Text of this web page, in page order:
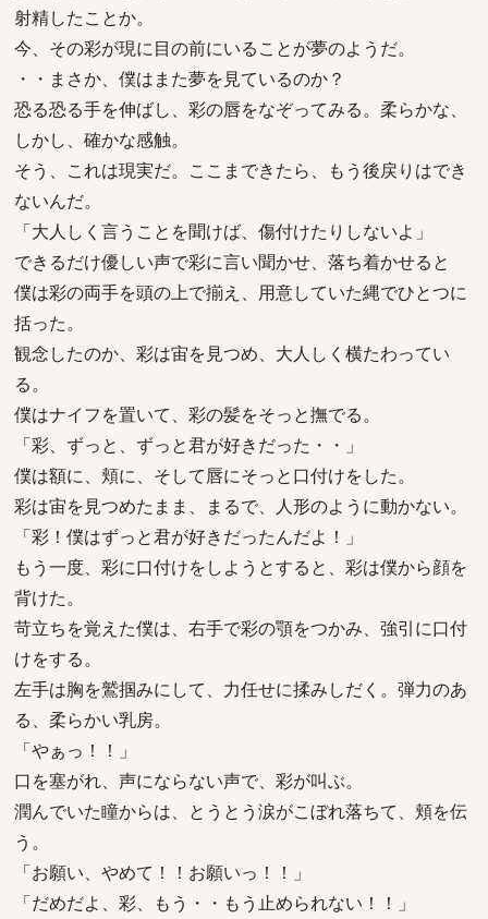
射精したことか。
今、その彩が現に目の前にいることが夢のようだ。
・・まさか、僕はまた夢を見ているのか？
恐る恐る手を伸ばし、彩の唇をなぞってみる。柔らかな、
しかし、確かな感触。
そう、これは現実だ。ここまできたら、もう後戻りはでき
ないんだ。
「大人しく言うことを聞けば、傷付けたりしないよ」
できるだけ優しい声で彩に言い聞かせ、落ち着かせると
僕は彩の両手を頭の上で揃え、用意していた縄でひとつに
括った。
観念したのか、彩は宙を見つめ、大人しく横たわってい
る。
僕はナイフを置いて、彩の髪をそっと撫でる。
「彩、ずっと、ずっと君が好きだった・・」
僕は額に、頬に、そして唇にそっと口付けをした。
彩は宙を見つめたまま、まるで、人形のように動かない。
「彩！僕はずっと君が好きだったんだよ！」
もう一度、彩に口付けをしようとすると、彩は僕から顔を
背けた。
苛立ちを覚えた僕は、右手で彩の顎をつかみ、強引に口付
けをする。
左手は胸を鷲掴みにして、力任せに揉みしだく。弾力のあ
る、柔らかい乳房。
「やぁっ！！」
口を塞がれ、声にならない声で、彩が叫ぶ。
潤んでいた瞳からは、とうとう涙がこぼれ落ちて、頬を伝
う。
「お願い、やめて！！お願いっ！！」
「だめだよ、彩、もう・・もう止められない！！」